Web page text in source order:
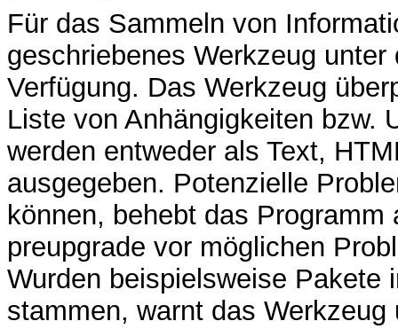
Für das Sammeln von
geschriebenes Werkzeug unter
Verfügung. Das Werkzeug
Liste von Anhängigkeiten bzw.
werden entweder als Text,
ausgegeben. Potenzielle
können, behebt das
preupgrade vor möglichen
Wurden beispielsweise Pakete
stammen, warnt das